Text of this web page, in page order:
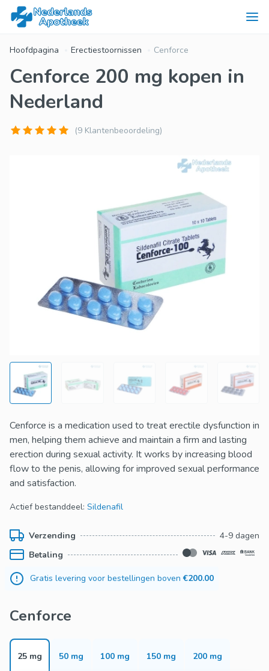
Hoofdpagina Erectiestoornissen Cenforce
Cenforce 200 mg kopen in
Nederland
(9 Klantenbeoordeling)
Cenforce is a medication used to treat erectile dysfunction in
men, helping them achieve and maintain a firm and lasting
erection during sexual activity. It works by increasing blood
flow to the penis, allowing for improved sexual performance
and satisfaction.
Actief bestanddeel: Sildenafil
Verzending
4-9 dagen
Betaling
Gratis levering voor bestellingen boven€200.00
Cenforce
25 mg 50 mg 100 mg 150 mg 200 mg